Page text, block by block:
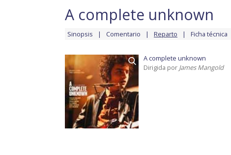
A complete unknown
Sinopsis Comentario Reparto Ficha técnica
A complete unknown
Dirigida por James Mangold